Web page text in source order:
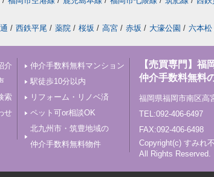
/ 西鉄平尾 / 薬院 / 桜坂 / 高宮 / 赤坂 / 大濠公園 / 六本松
介
索
せ
仲介手数料無料マンション
駅徒歩10分以内
リフォーム・リノベ済
ペット可or相談OK
北九州市・筑豊地域の
仲介手数料無料物件
【売買専門】福
仲介手数料無料
福岡県福岡市南区高
TEL:092-406-6497
FAX:092-406-6498
Copyright(c) すみれ
All Rights Reserved.